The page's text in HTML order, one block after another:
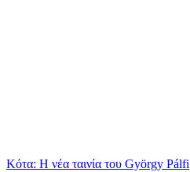
Κότα: Η νέα ταινία του György Pálfi